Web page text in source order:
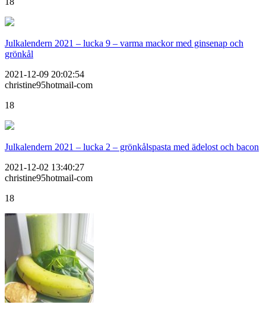
Julkalendern 2021 – lucka 9 – varma mackor med ginsenap och
grönkål
2021-12-09 20:02:54
christine95hotmail-com
18
Julkalendern 2021 – lucka 2 – grönkålspasta med ädelost och bacon
2021-12-02 13:40:27
christine95hotmail-com
18